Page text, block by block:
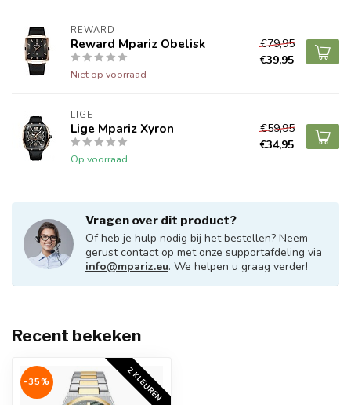
REWARD
Reward Mpariz Obelisk
Niet op voorraad
€79,95
€39,95
LIGE
Lige Mpariz Xyron
Op voorraad
€59,95
€34,95
Vragen over dit product?
Of heb je hulp nodig bij het bestellen? Neem
gerust contact op met onze supportafdeling via
info@mpariz.eu. We helpen u graag verder!
Recent bekeken
2 KLEUREN
-35%